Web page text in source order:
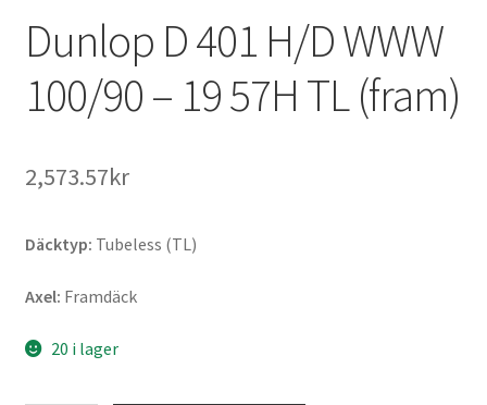
Dunlop D 401 H/D WWW
100/90 – 19 57H TL (fram)
2,573.57kr
Däcktyp: Tubeless (TL)
Axel: Framdäck
20 i lager